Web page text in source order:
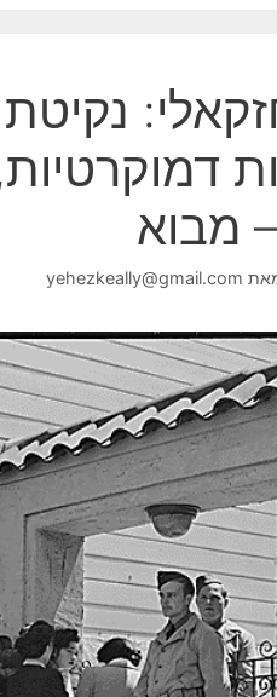
מבוא
yehezkeally@gmail.com